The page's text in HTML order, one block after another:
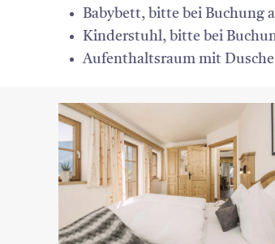
Babybett, bitte bei Buchung
Kinderstuhl, bitte bei
Aufenthaltsraum mit